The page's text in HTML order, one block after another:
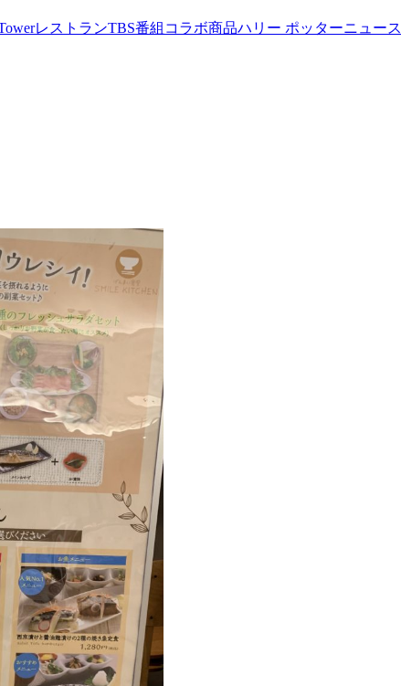
レストランTBS番組コラボ商品ハリー ポッターニュース